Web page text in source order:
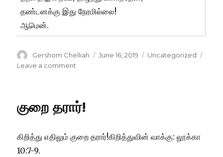
தண்டனக்கு இது நேரமில்லை!
ஆமென்.
Author
Gershom Chelliah
Posted
June 16, 2019 Categories
Uncategorized
Leave a comment
குறை தரார்!
கிறித்து எதிலும் குறை தரார்!கிறித்துவின் வாக்கு: லூக்கா
10:7-9.